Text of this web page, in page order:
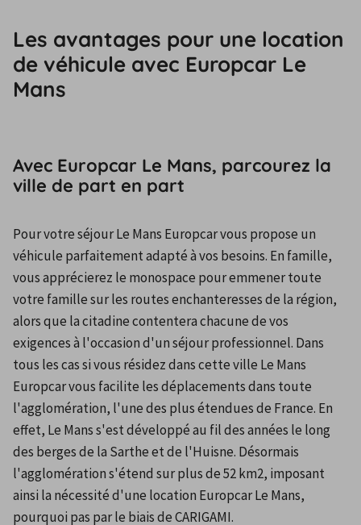
Les avantages pour une location
de véhicule avec Europcar Le
Mans
Avec Europcar Le Mans, parcourez la
ville de part en part
Pour votre séjour Le Mans Europcar vous propose un
véhicule parfaitement adapté à vos besoins. En famille,
vous apprécierez le monospace pour emmener toute
votre famille sur les routes enchanteresses de la région,
alors que la citadine contentera chacune de vos
exigences à l'occasion d'un séjour professionnel. Dans
tous les cas si vous résidez dans cette ville Le Mans
Europcar vous facilite les déplacements dans toute
l'agglomération, l'une des plus étendues de France. En
effet, Le Mans s'est développé au fil des années le long
des berges de la Sarthe et de l'Huisne. Désormais
l'agglomération s'étend sur plus de 52 km2, imposant
ainsi la nécessité d'une location Europcar Le Mans,
pourquoi pas par le biais de CARIGAMI.